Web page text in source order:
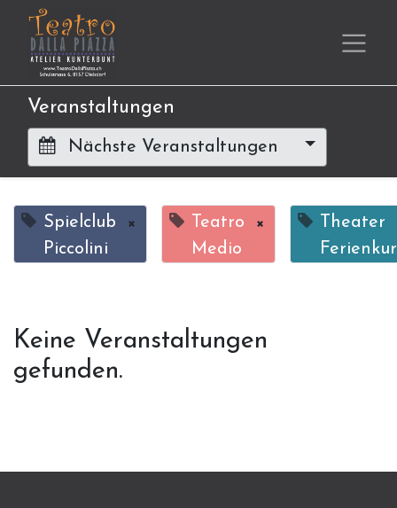
Veranstaltungen
Nächste Veranstaltungen
Spielclub
Piccolini
×
Teatro
Medio
×
Theater
Keine Veranstaltungen
gefunden.